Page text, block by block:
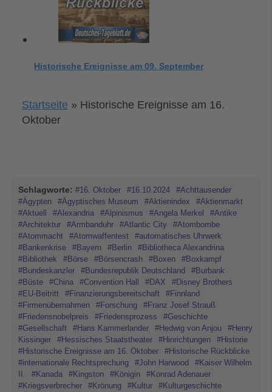
Historische Ereignisse am 09. September
Startseite » Historische Ereignisse am 16.
Oktober
Schlagworte: #16. Oktober #16.10.2024
#Achttausender
#Ägypten
#Ägyptisches Museum #Aktienindex
#Aktienmarkt
#Aktuell
#Alexandria #Alpinismus #Angela Merkel
#Antike
#Architektur
#Armbanduhr #Atlantic City
#Atombombe
#Atommacht
#Atomwaffentest
#automatisches Uhrwerk
#Bankenkrise
#Bayern #Berlin
#Bibliotheca Alexandrina
#Bibliothek
#Börse #Börsencrash #Boxen
#Boxkampf
#Bundeskanzler
#Bundesrepublik Deutschland
#Burbank
#Büste
#China #Convention Hall #DAX
#Disney Brothers
#EU-Beitritt
#Finanzierungsbereitschaft
#Finnland
#Firmenübernahmen
#Forschung
#Franz Josef Strauß
#Friedensnobelpreis
#Friedensprozess
#Geschichte
#Gesellschaft
#Hans Kammerlander #Hedwig von Anjou
#Henry
Kissinger
#Hessisches Staatstheater #Hinrichtungen
#Historie
#Historische Ereignisse am 16. Oktober
#Historische Rückblicke
#internationale Rechtsprechung
#John Harwood
#Kaiser Wilhelm
II.
#Kanada #Kingston #Königin
#Konrad Adenauer
#Kriegsverbrecher
#Krönung #Kultur
#Kulturgeschichte